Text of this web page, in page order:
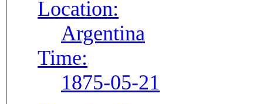
Location:
Argentina
Time:
1875-05-21